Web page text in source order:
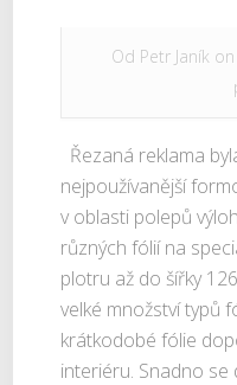
Od Petr Janíkon
Řezaná reklama
nejpoužívanější
v oblasti polepů
různých fólií na
plotru až do šířky
velké množství typů
krátkodobé fólie
interiéru. Snadno se